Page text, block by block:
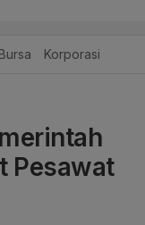
Bursa Korporasi
Pesawat